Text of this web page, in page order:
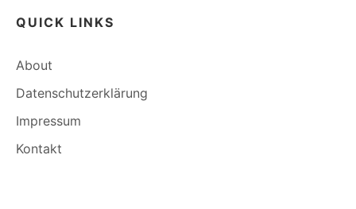
QUICK LINKS
About
Datenschutzerklärung
Impressum
Kontakt